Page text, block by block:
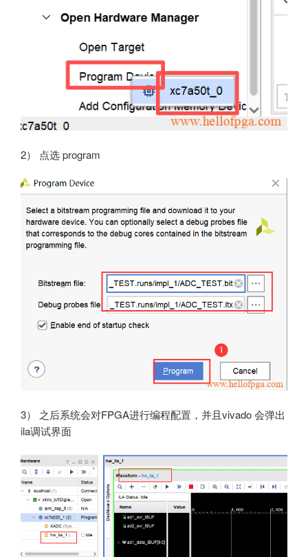
2） 点选 program
3） 之后系统会对FPGA进行编程配置，并且vivado 会弹出
ila调试界面